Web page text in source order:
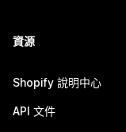
資源
Shopify 說明中心
API 文件